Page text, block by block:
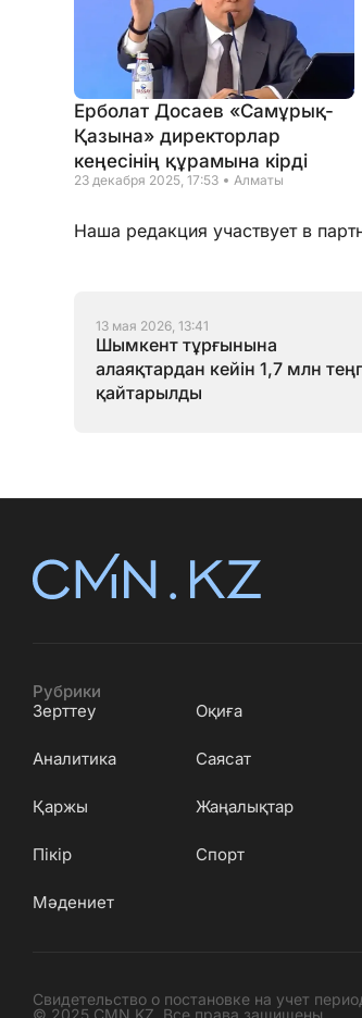
Ерболат Досаев «Самұрық-
Қазына» директорлар
кеңесінің құрамына кірді
23 декабря 2025, 17:53 Алматы
Наша редакция участвует в
13 мая 2026, 13:41
Шымкент тұрғынына
алаяқтардан кейін 1,7 млн
қайтарылды
Рубрики
Зерттеу
Оқиға
Аналитика Саясат
Қаржы Жаңалықтар
Пікір Спорт
Мәдениет
Свидетельство о постановке на учет